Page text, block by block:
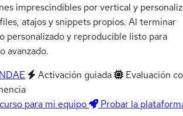
imprescindibles por vertical y
atajos y snippets propios. Al terminar
personalizado y reproducible listo para
avanzado.
Activación guiada
Evaluación
para mi equipo
Probar la